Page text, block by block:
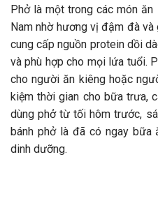
Phở là một trong các món
Nam nhờ hương vị đậm đà
cung cấp nguồn protein dồi
và phù hợp cho mọi lứa tuổi.
cho người ăn kiêng hoặc
kiệm thời gian cho bữa trưa,
dùng phở từ tối hôm trước,
bánh phở là đã có ngay bữa
dinh dưỡng.